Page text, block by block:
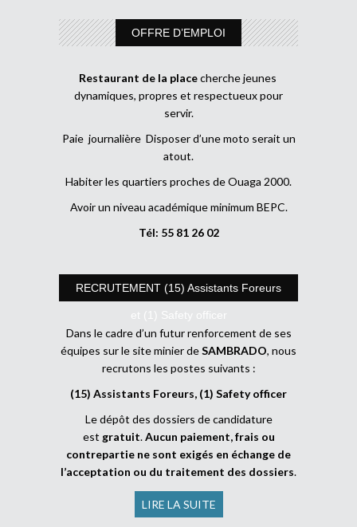
OFFRE D’EMPLOI
Restaurant de la placecherche jeunes
dynamiques, propres et respectueux pour
servir.
Paie journalière Disposer d’une moto serait un
atout.
Habiter les quartiers proches de Ouaga 2000.
Avoir un niveau académique minimum BEPC.
Tél: 55 81 26 02
RECRUTEMENT (15) Assistants Foreurs
et (1) Safety officer
Dans le cadre d’un futur renforcement de ses
équipes sur le site minier deSAMBRADO, nous
recrutons les postes suivants :
(15) Assistants Foreurs, (1) Safety officer
Le dépôt des dossiers de candidature
est gratuit.Aucun paiement, frais ou
contrepartie ne sont exigés en échange de
l’acceptation ou du traitement des dossiers.
LIRE LA SUITE